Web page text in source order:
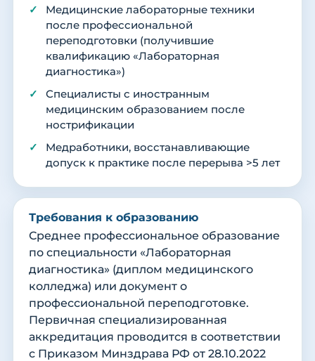
Медицинские лабораторные техники
после профессиональной
переподготовки (получившие
квалификацию «Лабораторная
диагностика»)
Специалисты с иностранным
медицинским образованием после
нострификации
Медработники, восстанавливающие
допуск к практике после перерыва >5 лет
Требования к образованию
Среднее профессиональное образование
по специальности «Лабораторная
диагностика» (диплом медицинского
колледжа) или документ о
профессиональной переподготовке.
Первичная специализированная
аккредитация проводится в соответствии
с Приказом Минздрава РФ от 28.10.2022